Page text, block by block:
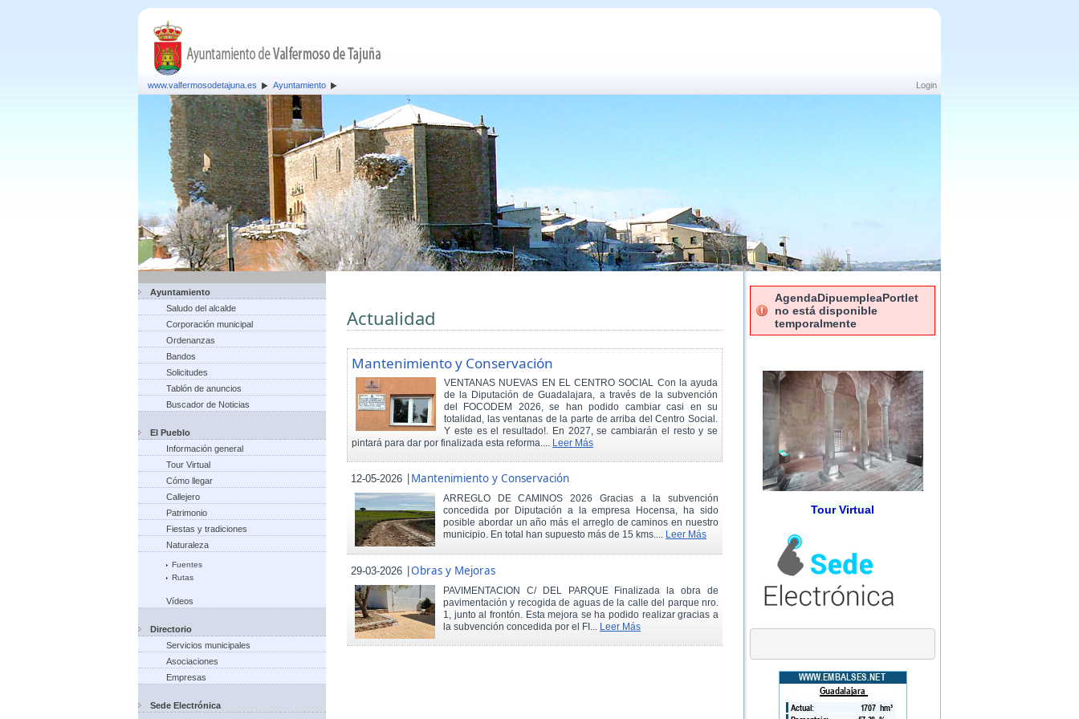
Login
www.valfermosodetajuna.es Ayuntamiento
Ayuntamiento
Saludo del alcalde
Corporación municipal
Ordenanzas
Bandos
Solicitudes
Tablón de anuncios
Buscador de Noticias
El Pueblo
Información general
Tour Virtual
Cómo llegar
Callejero
Patrimonio
Fiestas y tradiciones
Naturaleza
Fuentes
Rutas
Vídeos
Directorio
Servicios municipales
Asociaciones
Empresas
Sede Electrónica
Actualidad
Mantenimiento y Conservación
VENTANAS NUEVAS EN EL CENTRO SOCIAL Con la ayuda
de la Diputación de Guadalajara, a través de la subvención
del FOCODEM 2026, se han podido cambiar casi en su
totalidad, las ventanas de la parte de arriba del Centro Social.
Y este es el resultado!. En 2027, se cambiarán el resto y se
pintará para dar por finalizada esta reforma.... Leer Más
12-05-2026 |Mantenimiento y Conservación
ARREGLO DE CAMINOS 2026 Gracias a la subvención
concedida por Diputación a la empresa Hocensa, ha sido
posible abordar un año más el arreglo de caminos en nuestro
municipio. En total han supuesto más de 15 kms.... Leer Más
29-03-2026 |Obras y Mejoras
PAVIMENTACION C/ DEL PARQUE Finalizada la obra de
pavimentación y recogida de aguas de la calle del parque nro.
1, junto al frontón. Esta mejora se ha podido realizar gracias a
la subvención concedida por el FI... Leer Más
AgendaDipuempleaPortlet
no está disponible
temporalmente
Tour Virtual